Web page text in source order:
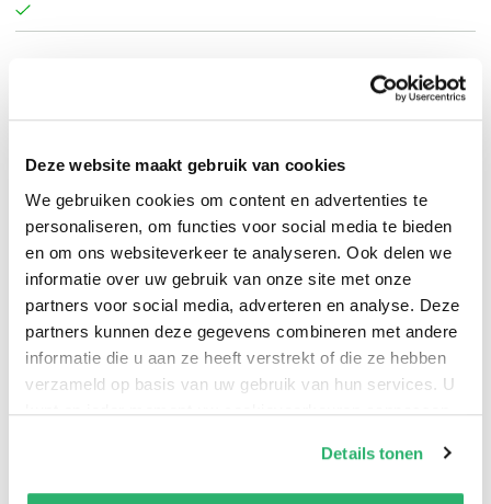
Deze website maakt gebruik van cookies
We gebruiken cookies om content en advertenties te
personaliseren, om functies voor social media te bieden
en om ons websiteverkeer te analyseren. Ook delen we
informatie over uw gebruik van onze site met onze
partners voor social media, adverteren en analyse. Deze
partners kunnen deze gegevens combineren met andere
informatie die u aan ze heeft verstrekt of die ze hebben
verzameld op basis van uw gebruik van hun services. U
kunt op ieder moment uw cookievoorkeuren aanpassen
We werken samen met13 derdendie uw gegevens
Details tonen
0 |0